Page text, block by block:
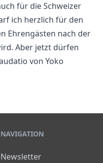
für die Schweizer
ich herzlich für den
Ehrengästen nach der
Aber jetzt dürfen
von Yoko
NAVIGATION
Newsletter